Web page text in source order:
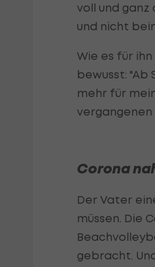
voll und
und nicht
Wie es für
bewusst: "Ab
mehr für
vergangenen
Corona
Der Vater
müssen. Die
gebracht.